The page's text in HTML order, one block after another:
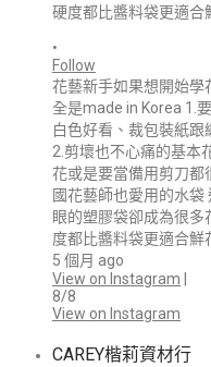
•
Follow
花藝新手如果想開始學
全是made in Korea 1.
白色好看、裁包裝紙
2.剪壞也不心痛的基本
花或是要當備用剪刀都
國花藝師也愛用的水
眼的塑膠袋卻成為很
度都比醬料袋更適合鮮
5 個月 ago
View on Instagram
8/8
View on Instagram
CAREY楷莉資材行